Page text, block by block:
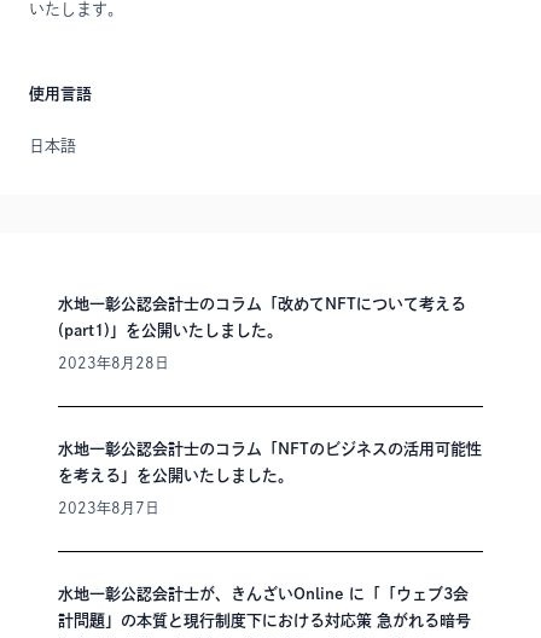
いたします。
使用言語
日本語
水地一彰公認会計士のコラム「改めてNFTについて考える
(part1)」を公開いたしました。
2023年8月28日
水地一彰公認会計士のコラム「NFTのビジネスの活用可能性
を考える」を公開いたしました。
2023年8月7日
水地一彰公認会計士が、きんざいOnline に「「ウェブ3会
計問題」の本質と現行制度下における対応策 急がれる暗号